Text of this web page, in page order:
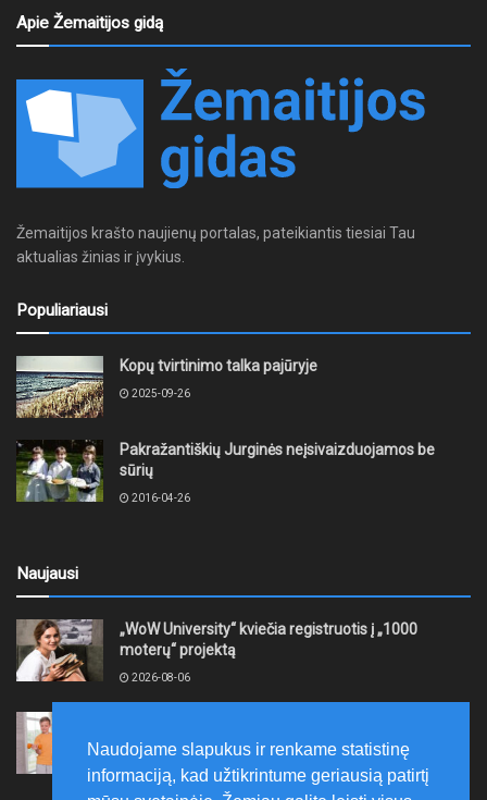
Apie Žemaitijos gidą
Žemaitijos krašto naujienų portalas, pateikiantis tiesiai Tau
aktualias žinias ir įvykius.
Populiariausi
Kopų tvirtinimo talka pajūryje
2025-09-26
Pakražantiškių Jurginės neįsivaizduojamos be
sūrių
2016-04-26
Naujausi
„WoW University“ kviečia registruotis į „1000
moterų“ projektą
2026-08-06
neformaliojo mokinių sportinio ugdymo programas
2026-08-06
Naudojame slapukus ir renkame statistinę
informaciją, kad užtikrintume geriausią patirtį